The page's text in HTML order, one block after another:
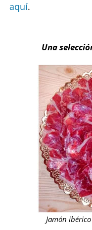
aquí.
Una
Jamón